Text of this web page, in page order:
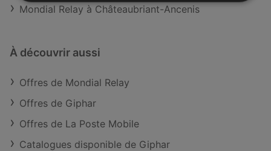
Mondial Relay à Châteaubriant-Ancenis
À découvrir aussi
Offres de Mondial Relay
Offres de Giphar
Offres de La Poste Mobile
Catalogues disponible de Giphar